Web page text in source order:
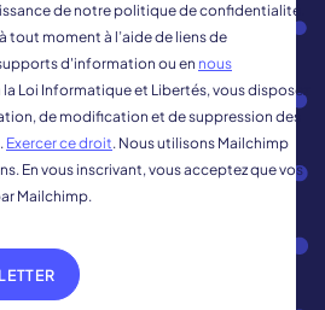
de notre politique de confidentialité.
tout moment à l’aide de liens de
d'information ou en nous
Loi Informatique et Libertés, vous disposez
de modification et de suppression des
Exercer ce droit. Nous utilisons Mailchimp
En vous inscrivant, vous acceptez que vos
Mailchimp.